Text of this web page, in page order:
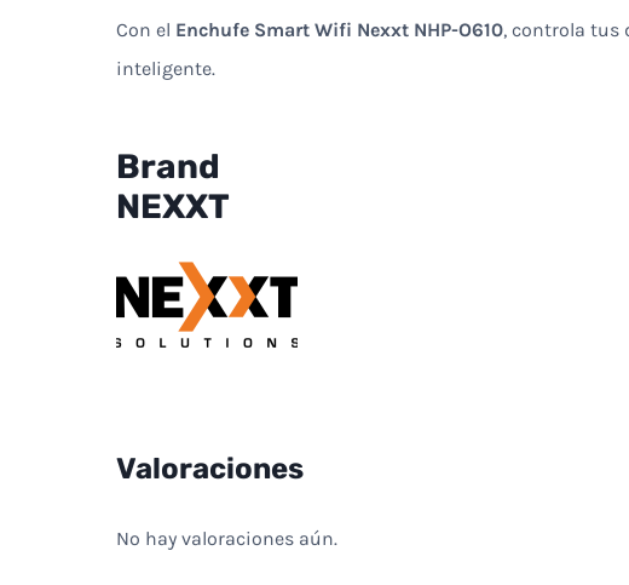
Con el Enchufe Smart Wifi Nexxt NHP-O610, controla tus
inteligente.
Brand
NEXXT
Valoraciones
No hay valoraciones aún.